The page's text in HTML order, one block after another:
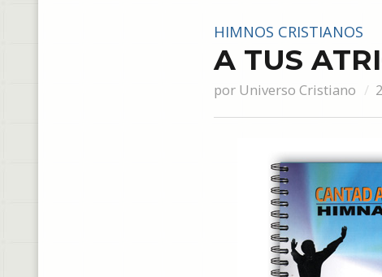
HIMNOS CRISTIANOS
A TUS
por Universo Cristiano